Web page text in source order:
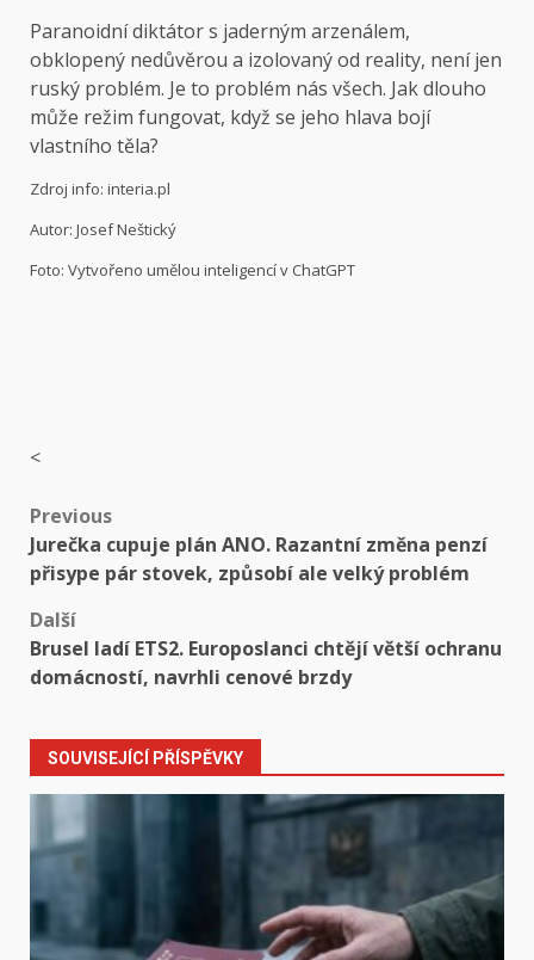
Paranoidní diktátor s jaderným arzenálem,
obklopený nedůvěrou a izolovaný od reality, není jen
ruský problém. Je to problém nás všech. Jak dlouho
může režim fungovat, když se jeho hlava bojí
vlastního těla?
Zdroj info: interia.pl
Autor: Josef Neštický
Foto: Vytvořeno umělou inteligencí v ChatGPT
<
Post
navigation
Previous
Jurečka cupuje plán ANO. Razantní změna penzí
přisype pár stovek, způsobí ale velký problém
Další
Brusel ladí ETS2. Europoslanci chtějí větší ochranu
domácností, navrhli cenové brzdy
SOUVISEJÍCÍ PŘÍSPĚVKY